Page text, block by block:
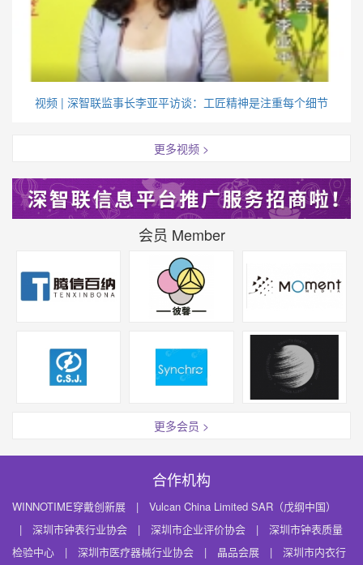
视频 | 深智联监事长李亚平访谈：工匠精神是注重每个细节
更多视频 >
会员 Member
更多会员 >
合作机构
WINNOTIME穿戴创新展 |
Vulcan China Limited SAR（戊纲中国）
|
深圳市钟表行业协会 | 深圳市企业评价协会 |
深圳市钟表质量
检验中心
| 深圳市医疗器械行业协会 | 晶品会展 | 深圳市内衣行